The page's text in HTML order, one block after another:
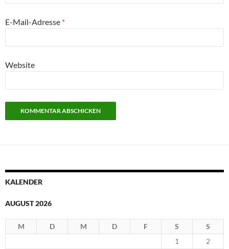
E-Mail-Adresse *
Website
KALENDER
AUGUST 2026
M D M D F S S
1
2